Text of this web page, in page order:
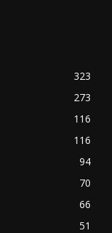
323
273
116
116
94
70
66
51